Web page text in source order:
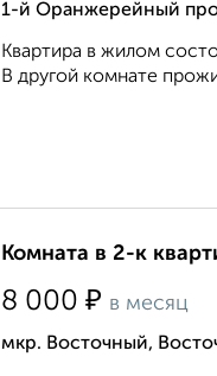
1-й Оранжерейный
Квартира в жилом
В другой комнате
Комната в 2-к
8 000 ₽ в месяц
мкр. Восточный,